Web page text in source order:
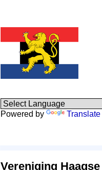
Powered by Translate
Vereniging